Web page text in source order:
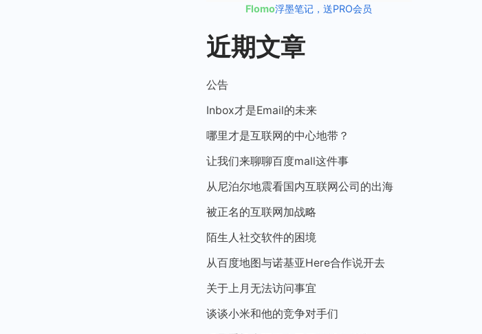
Flomo浮墨笔记，送PRO会员
近期文章
公告
Inbox才是Email的未来
哪里才是互联网的中心地带？
让我们来聊聊百度mall这件事
从尼泊尔地震看国内互联网公司的出海
被正名的互联网加战略
陌生人社交软件的困境
从百度地图与诺基亚Here合作说开去
关于上月无法访问事宜
谈谈小米和他的竞争对手们